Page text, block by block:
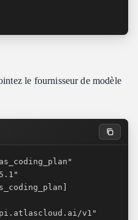
le fournisseur de modèle